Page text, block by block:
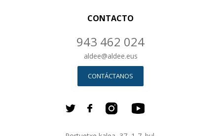
CONTACTO
943 462 024
aldee@aldee.eus
CONTÁCTANOS